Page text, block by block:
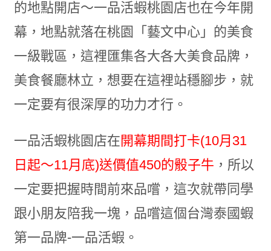
的地點開店～一品活蝦桃園店也在今年開
幕，地點就落在桃園「藝文中心」的美食
一級戰區，這裡匯集各大各大美食品牌，
美食餐廳林立，想要在這裡站穩腳步，就
一定要有很深厚的功力才行。
一品活蝦桃園店在開幕期間打卡(10月31
日起～11月底)送價值450的骰子牛 ，所以
一定要把握時間前來品嚐，這次就帶同學
跟小朋友陪我一塊，品嚐這個台灣泰國蝦
第一品牌-一品活蝦。